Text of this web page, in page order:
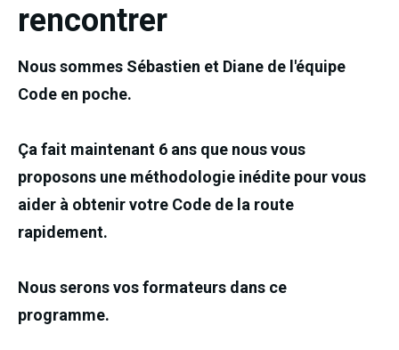
rencontrer
Nous sommes Sébastien et Diane de l'équipe
Code en poche.
Ça fait maintenant 6 ans que nous vous
proposons une méthodologie inédite pour vous
aider à obtenir votre Code de la route
rapidement.
Nous serons vos formateurs dans ce
programme.